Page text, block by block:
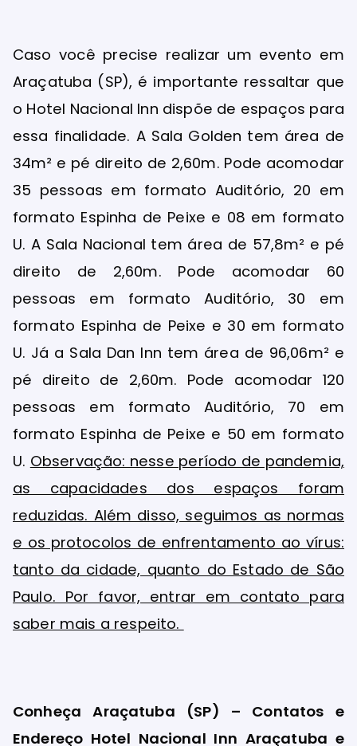
Caso você precise realizar um evento em
Araçatuba (SP), é importante ressaltar que
o Hotel Nacional Inn dispõe de espaços para
essa finalidade. A Sala Golden tem área de
34m² e pé direito de 2,60m. Pode acomodar
35 pessoas em formato Auditório, 20 em
formato Espinha de Peixe e 08 em formato
U. A Sala Nacional tem área de 57,8m² e pé
direito de 2,60m. Pode acomodar 60
pessoas em formato Auditório, 30 em
formato Espinha de Peixe e 30 em formato
U. Já a Sala Dan Inn tem área de 96,06m² e
pé direito de 2,60m. Pode acomodar 120
pessoas em formato Auditório, 70 em
formato Espinha de Peixe e 50 em formato
U. Observação: nesse período de pandemia,
as capacidades dos espaços foram
reduzidas. Além disso, seguimos as normas
e os protocolos de enfrentamento ao vírus:
tanto da cidade, quanto do Estado de São
Paulo. Por favor, entrar em contato para
saber mais a respeito.
Conheça Araçatuba (SP) – Contatos e
Endereço Hotel Nacional Inn Araçatuba e